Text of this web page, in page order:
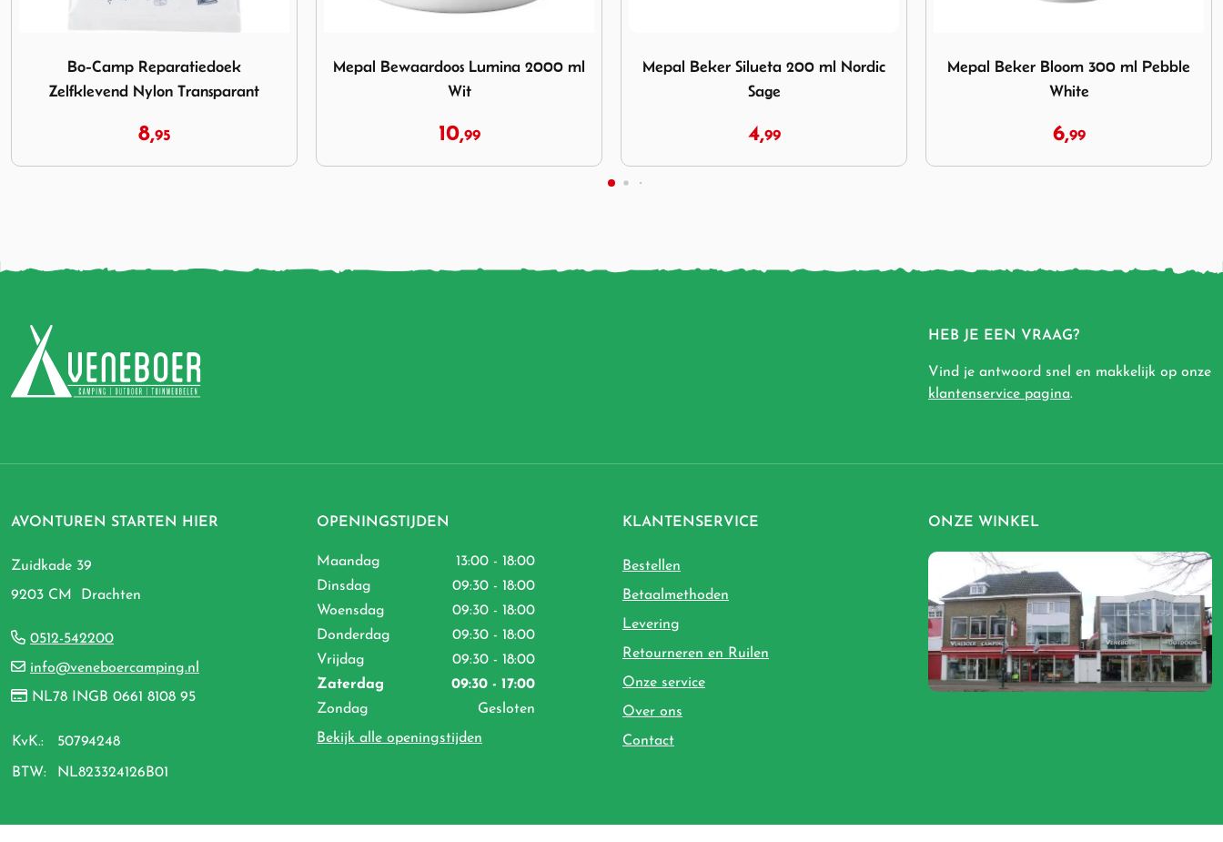
Mepal Bewaardoos Lumina 2000 ml
Wit
10,99
Mepal Beker Silueta 200 ml Nordic
Sage
4,99
Mepal Beker Bloom 300 ml Pebble
White
6,99
Mepal Multi Bowl Cirqula 350 ml
Nordic Blue
6,99
HEB JE EEN VRAAG?
Vind je antwoord snel en makkelijk op onze
klantenservice pagina.
AVONTUREN STARTEN HIER
Zuidkade 39
9203 CM Drachten
0512-542200
info@veneboercamping.nl
NL78 INGB 0661 8108 95
KvK.: 50794248
BTW: NL823324126B01
OPENINGSTIJDEN
Maandag
13:00 - 18:00
Dinsdag
09:30 - 18:00
Woensdag
09:30 - 18:00
Donderdag
09:30 - 18:00
Vrijdag
09:30 - 18:00
Zaterdag
09:30 - 17:00
Zondag
Gesloten
Bekijk alle openingstijden
KLANTENSERVICE
Bestellen
Betaalmethoden
Levering
Retourneren en Ruilen
Onze service
Over ons
Contact
ONZE WINKEL